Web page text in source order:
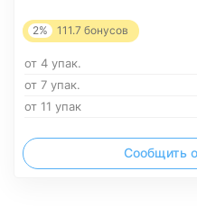
2% 111.7 бонусов
от 4 упак.
от 7 упак.
от 11 упак
Сообщить